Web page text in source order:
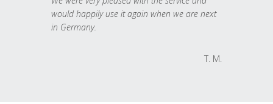
would happily use it again when we are next
in Germany.
T. M.